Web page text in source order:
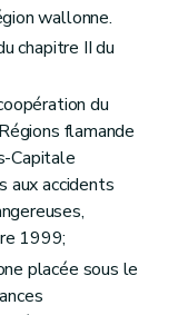
wallonne.
chapitre II du
du
flamande
Capitale
aux accidents
1999;
placée sous le